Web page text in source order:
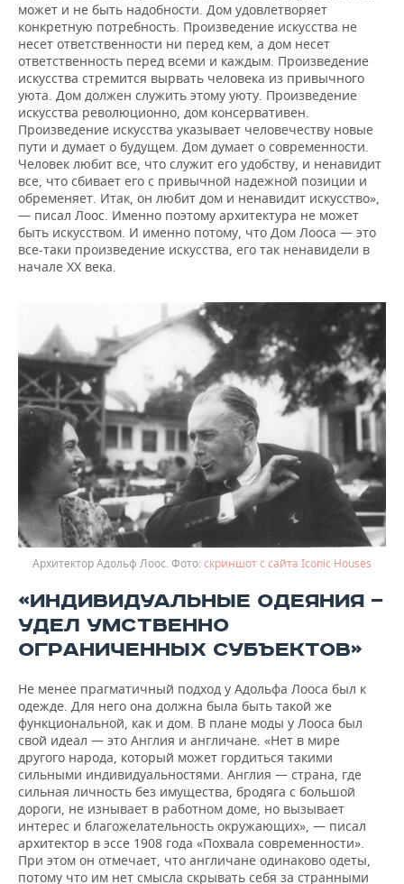
может и не быть надобности. Дом удовлетворяет
конкретную потребность. Произведение искусства не
несет ответственности ни перед кем, а дом несет
ответственность перед всеми и каждым. Произведение
искусства стремится вырвать человека из привычного
уюта. Дом должен служить этому уюту. Произведение
искусства революционно, дом консервативен.
Произведение искусства указывает человечеству новые
пути и думает о будущем. Дом думает о современности.
Человек любит все, что служит его удобству, и ненавидит
все, что сбивает его с привычной надежной позиции и
обременяет. Итак, он любит дом и ненавидит искусство»,
— писал Лоос. Именно поэтому архитектура не может
быть искусством. И именно потому, что Дом Лооса — это
все-таки произведение искусства, его так ненавидели в
начале XX века.
Архитектор Адольф Лоос. скриншот с сайта Iconic Houses
«ИНДИВИДУАЛЬНЫЕ ОДЕЯНИЯ —
УДЕЛ УМСТВЕННО
ОГРАНИЧЕННЫХ СУБЪЕКТОВ»
Не менее прагматичный подход у Адольфа Лооса был к
одежде. Для него она должна была быть такой же
функциональной, как и дом. В плане моды у Лооса был
свой идеал — это Англия и англичане. «Нет в мире
другого народа, который может гордиться такими
сильными индивидуальностями. Англия — страна, где
сильная личность без имущества, бродяга с большой
дороги, не изнывает в работном доме, но вызывает
интерес и благожелательность окружающих», — писал
архитектор в эссе 1908 года «Похвала современности».
При этом он отмечает, что англичане одинаково одеты,
потому что им нет смысла скрывать себя за странными